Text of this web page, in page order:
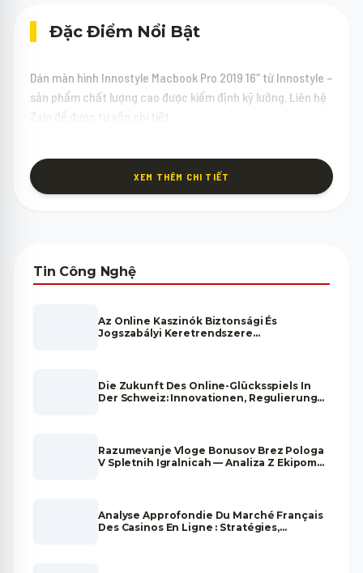
Đặc Điểm Nổi Bật
Dán màn hình Innostyle Macbook Pro 2019 16″ từ Innostyle –
sản phẩm chất lượng cao được kiểm định kỹ lưỡng. Liên hệ
Zalo để được tư vấn chi tiết.
XEM THÊM CHI TIẾT
Tin Công Nghệ
Az Online Kaszinók Biztonsági És
Jogszabályi Keretrendszere
Die Zukunft Des Online-Glücksspiels In
Der Schweiz: Innovationen, Regulierung
Razumevanje Vloge Bonusov Brez Pologa
V Spletnih Igralnicah — Analiza Z Ekipom
Analyse Approfondie Du Marché Français
Des Casinos En Ligne : Stratégies,